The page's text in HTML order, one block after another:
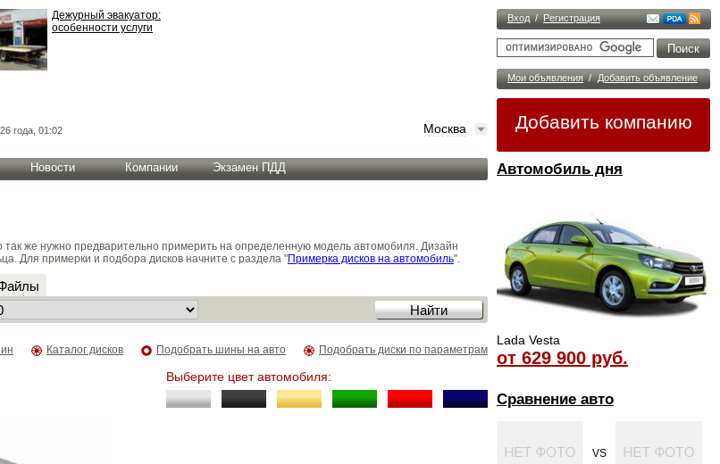
Вход / Регистрация
Мои объявления / Добавить объявление
Добавить компанию
Автомобиль дня
Lada Vesta
от 629 900 руб.
Сравнение авто
VS
Дежурный эвакуатор:
особенности услуги
года, 01:02 Москва
Новости Компании Экзамен ПДД
же нужно предварительно примерить на определенную модель автомобиля. Дизайн
Для примерки и подбора дисков начните с раздела "Примерка дисков на автомобиль".
Подобрать диски по параметрам
Подобрать шины на авто
Каталог дисков
Выберите цвет автомобиля: